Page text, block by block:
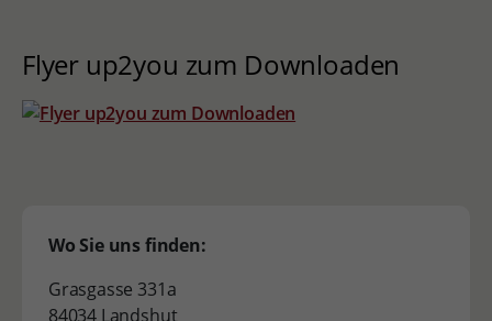
Flyer up2you zum Downloaden
Wo Sie uns finden:
Grasgasse 331a
84034 Landshut